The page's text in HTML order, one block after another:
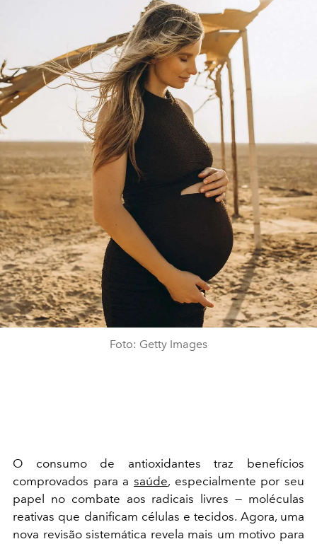
Foto: Getty Images
O consumo de antioxidantes traz benefícios
comprovados para a saúde, especialmente por seu
papel no combate aos radicais livres — moléculas
reativas que danificam células e tecidos. Agora, uma
nova revisão sistemática revela mais um motivo para